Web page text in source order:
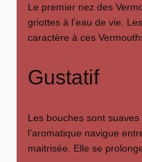
Le premier nez des
griottes à l’eau de vie.
caractère à ces
Gustatif
Les bouches sont
l’aromatique navigue
maitrisée. Elle se